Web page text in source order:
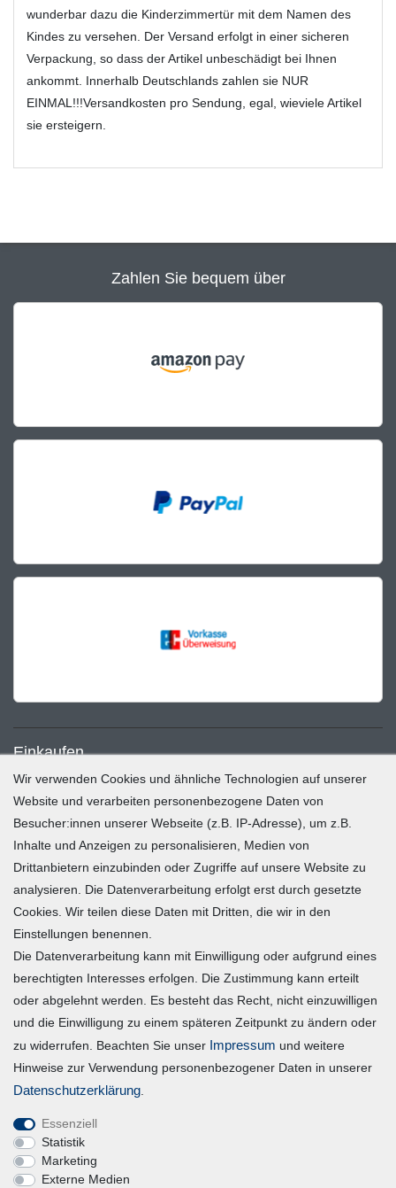
wunderbar dazu die Kinderzimmertür mit dem Namen des
Kindes zu versehen. Der Versand erfolgt in einer sicheren
Verpackung, so dass der Artikel unbeschädigt bei Ihnen
ankommt. Innerhalb Deutschlands zahlen sie NUR
EINMAL!!!Versandkosten pro Sendung, egal, wieviele Artikel
sie ersteigern.
Zahlen Sie bequem über
Einkaufen
Zahlung und Versand
Widerrufsrecht
Warenkorb
Zur Kasse
Mein Konto
Registrieren
Login
Vertrag widerrufen
Unternehmen
Blog
Datenschutzerklärung
Erklärung zur Barrierefreiheit
Wir verwenden Cookies und ähnliche Technologien auf unserer
Website und verarbeiten personenbezogene Daten von
Besucher:innen unserer Webseite (z.B. IP-Adresse), um z.B.
Inhalte und Anzeigen zu personalisieren, Medien von
Drittanbietern einzubinden oder Zugriffe auf unsere Website zu
analysieren. Die Datenverarbeitung erfolgt erst durch gesetzte
Cookies. Wir teilen diese Daten mit Dritten, die wir in den
Einstellungen benennen.
Die Datenverarbeitung kann mit Einwilligung oder aufgrund eines
berechtigten Interesses erfolgen. Die Zustimmung kann erteilt
oder abgelehnt werden. Es besteht das Recht, nicht einzuwilligen
und die Einwilligung zu einem späteren Zeitpunkt zu ändern oder
zu widerrufen. Beachten Sie unser Impressum und weitere
Hinweise zur Verwendung personenbezogener Daten in unserer
Daten­schutz­erklärung
Essenziell
Statistik
Marketing
Externe Medien